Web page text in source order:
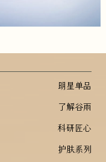
明星单品
了解谷雨
科研匠心
护肤系列